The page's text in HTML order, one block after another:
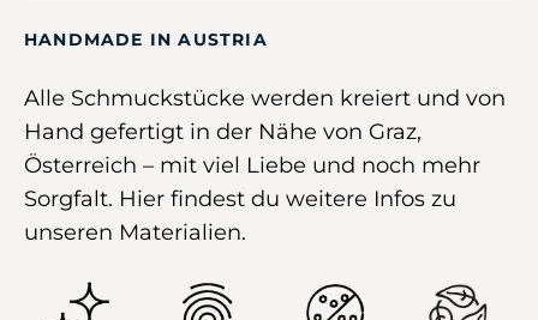
HANDMADE IN AUSTRIA
Alle Schmuckstücke werden kreiert und von
Hand gefertigt in der Nähe von Graz,
Österreich – mit viel Liebe und noch mehr
Sorgfalt. Hier findest du weitere Infos zu
unseren Materialien.